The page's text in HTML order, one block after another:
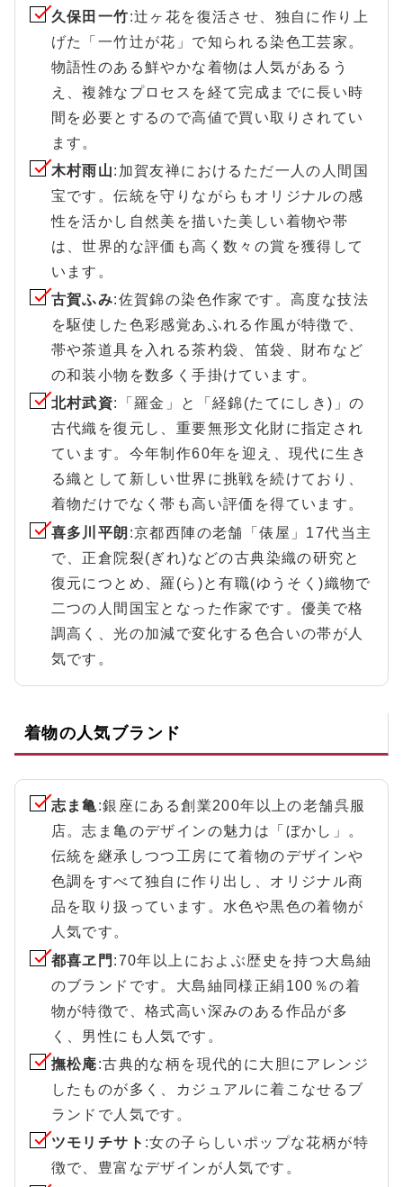
久保田一竹:辻ヶ花を復活させ、独自に作り上
げた「一竹辻が花」で知られる染色工芸家。
物語性のある鮮やかな着物は人気があるう
え、複雑なプロセスを経て完成までに長い時
間を必要とするので高値で買い取りされてい
ます。
木村雨山:加賀友禅におけるただ一人の人間国
宝です。伝統を守りながらもオリジナルの感
性を活かし自然美を描いた美しい着物や帯
は、世界的な評価も高く数々の賞を獲得して
います。
古賀ふみ:佐賀錦の染色作家です。高度な技法
を駆使した色彩感覚あふれる作風が特徴で、
帯や茶道具を入れる茶杓袋、笛袋、財布など
の和装小物を数多く手掛けています。
北村武資:「羅金」と「経錦(たてにしき)」の
古代織を復元し、重要無形文化財に指定され
ています。今年制作60年を迎え、現代に生き
る織として新しい世界に挑戦を続けており、
着物だけでなく帯も高い評価を得ています。
喜多川平朗 :京都西陣の老舗「俵屋」17代当主
で、正倉院裂(ぎれ)などの古典染織の研究と
復元につとめ、羅(ら)と有職(ゆうそく)織物で
二つの人間国宝となった作家です。優美で格
調高く、光の加減で変化する色合いの帯が人
気です。
着物の人気ブランド
志ま亀:銀座にある創業200年以上の老舗呉服
店。志ま亀のデザインの魅力は「ぼかし」。
伝統を継承しつつ工房にて着物のデザインや
色調をすべて独自に作り出し、オリジナル商
品を取り扱っています。水色や黒色の着物が
人気です。
都喜ヱ門 :70年以上におよぶ歴史を持つ大島紬
のブランドです。大島紬同様正絹100％の着
物が特徴で、格式高い深みのある作品が多
く、男性にも人気です。
撫松庵:古典的な柄を現代的に大胆にアレンジ
したものが多く、カジュアルに着こなせるブ
ランドで人気です。
ツモリチサト :女の子らしいポップな花柄が特
徴で、豊富なデザインが人気です。